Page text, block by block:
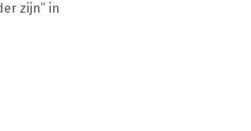
zijn” in